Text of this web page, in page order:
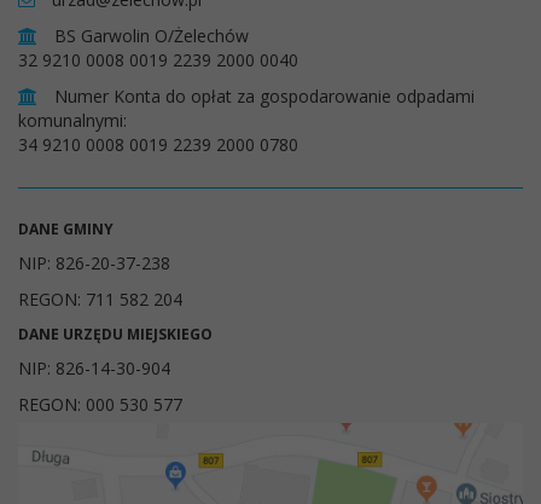
BS Garwolin O/Żelechów
32 9210 0008 0019 2239 2000 0040
Numer Konta do opłat za gospodarowanie odpadami
komunalnymi:
34 9210 0008 0019 2239 2000 0780
DANE GMINY
NIP: 826-20-37-238
REGON: 711 582 204
DANE URZĘDU MIEJSKIEGO
NIP: 826-14-30-904
REGON: 000 530 577